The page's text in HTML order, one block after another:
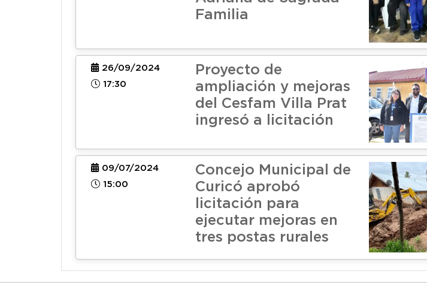
Familia
26/09/2024
17:30
Proyecto de
ampliación y mejoras
del Cesfam Villa Prat
ingresó a licitación
09/07/2024
15:00
Concejo Municipal de
Curicó aprobó
licitación para
ejecutar mejoras en
tres postas rurales